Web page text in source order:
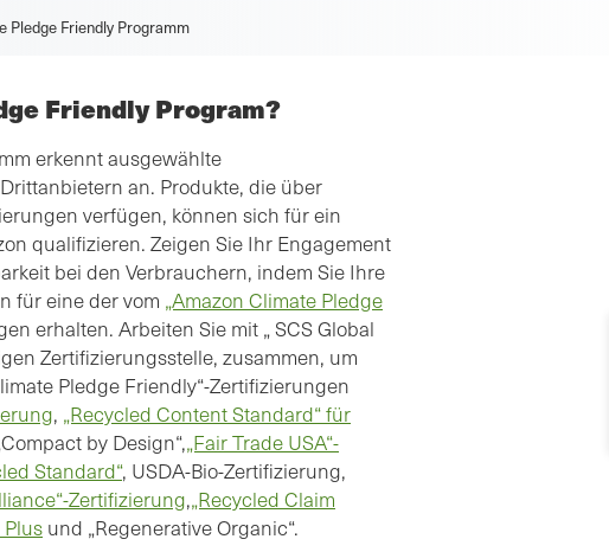
Pledge Friendly Programm
Friendly Program?
erkennt ausgewählte
an. Produkte, die über
verfügen, können sich für ein
qualifizieren. Zeigen Sie Ihr Engagement
bei den Verbrauchern, indem Sie Ihre
für eine der vom „Amazon Climate Pledge
erhalten. Arbeiten Sie mit „ SCS Global
Zertifizierungsstelle, zusammen, um
Pledge Friendly“-Zertifizierungen
, „Recycled Content Standard“ für
by Design“,„Fair Trade USA“-
Standard“, USDA-Bio-Zertifizierung,
Zertifizierung,„Recycled Claim
Plus und „Regenerative Organic“.